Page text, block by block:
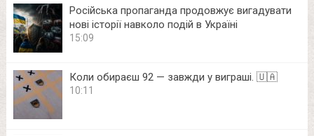
Російська пропаганда продовжує вигадувати
нові історії навколо подій в Україні
15:09
Коли обираєш 92 — завжди у виграші. 🇺🇦
10:11